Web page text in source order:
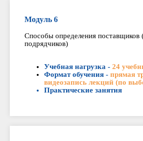
Модуль 6
Способы определения поставщиков
подрядчиков)
Учебная нагрузка - 24
Формат обучения - прямая
видеозапись лекций (по
Практические занятия